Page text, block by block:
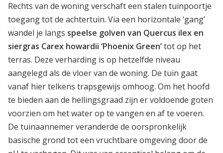
Rechts van de woning verschaft een stalen tuinpoortje
toegang tot de achtertuin. Via een horizontale ‘gang’
wandel je langs speelse golven van Quercus ilex en
siergras Carex howardii ‘Phoenix Green’tot op het
terras. Deze verharding is op hetzelfde niveau
aangelegd als de vloer van de woning. De tuin gaat
vanaf hier telkens trapsgewijs omhoog. Om het hoofd
te bieden aan de hellingsgraad zijn er voldoende goten
voorzien om het water op te vangen en af te voeren.
De tuinaannemer veranderde de oorspronkelijk
basische grond tot een vruchtbare omgeving door de